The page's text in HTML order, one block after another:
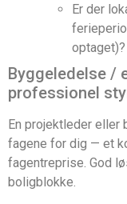
Er der
optaget)?
Byggeledelse /
professionel
En projektleder eller
fagene for dig — et
fagentreprise. God
boligblokke.